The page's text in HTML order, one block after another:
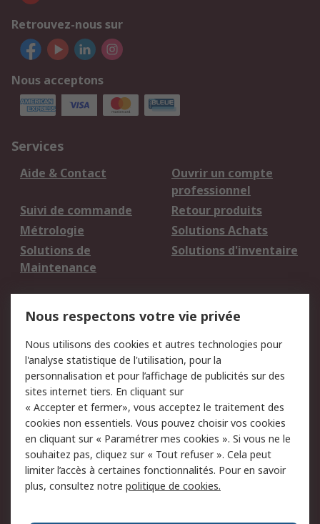
Retrouvez-nous sur
Nous acceptons
Services
Aide & Contact
Ouvrir un compte
professionnel
Suivi de commande
Retour produits
Métrologie
Solutions Achats
Solutions de
Maintenance
Solutions d'inventaire
du site
Politique de protection
des données - Mise à
jour
Sécurité des E-mails
Conditions générales
de vente
Politique anti-
corruption
Campagnes marketing
A propos de RS
Nous respectons votre vie privée
Nous utilisons des cookies et autres technologies pour
l'analyse statistique de l'utilisation, pour la
personnalisation et pour l’affichage de publicités sur des
sites internet tiers. En cliquant sur
« Accepter et fermer», vous acceptez le traitement des
cookies non essentiels. Vous pouvez choisir vos cookies
en cliquant sur « Paramétrer mes cookies ». Si vous ne le
souhaitez pas, cliquez sur « Tout refuser ». Cela peut
limiter l’accès à certaines fonctionnalités. Pour en savoir
plus, consultez notre politique de cookies.